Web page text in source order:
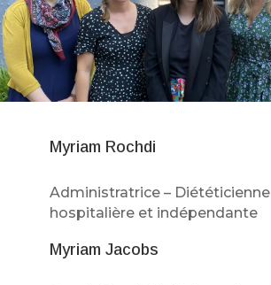
Myriam Rochdi
Administratrice – Diététicienne
hospitalière et indépendante
Myriam Jacobs